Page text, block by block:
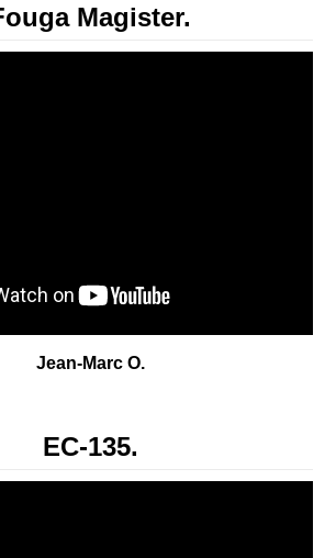
Magister.
Jean-Marc O.
EC-135.